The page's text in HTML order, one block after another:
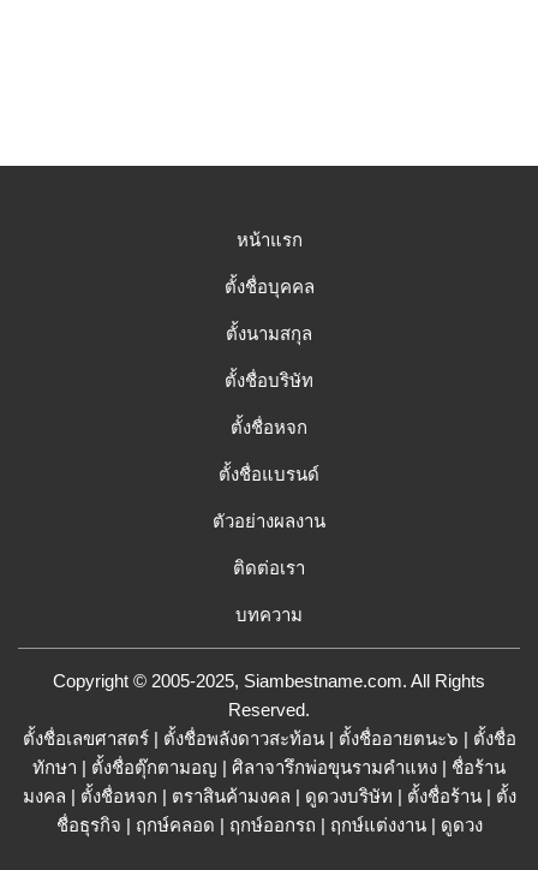
หน้าแรก
ตั้งชื่อบุคคล
ตั้งนามสกุล
ตั้งชื่อบริษัท
ตั้งชื่อหจก
ตั้งชื่อแบรนด์
ตัวอย่างผลงาน
ติดต่อเรา
บทความ
Copyright © 2005-2025, Siambestname.com. All Rights
Reserved.
ตั้งชื่อเลขศาสตร์| ตั้งชื่อพลังดาวสะท้อน| ตั้งชื่ออายตนะ๖ | ตั้งชื่อ
ทักษา | ตั้งชื่อตุ๊กตามอญ | ศิลาจารึกพ่อขุนรามคำแหง | ชื่อร้าน
มงคล | ตั้งชื่อหจก | ตราสินค้ามงคล | ดูดวงบริษัท | ตั้งชื่อร้าน| ตั้ง
ชื่อธุรกิจ | ฤกษ์คลอด | ฤกษ์ออกรถ | ฤกษ์แต่งงาน| ดูดวง